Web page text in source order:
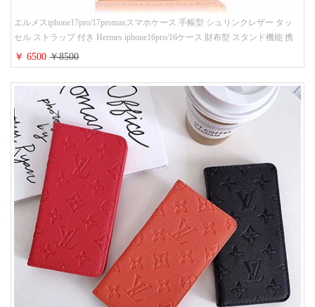
エルメスiphone17pro/17promaxスマホケース 手帳型 シュリンクレザー タッ
セル ストラップ 付き Hermes iphone16pro/16ケース 財布型 スタンド機能 携
帯カバー ハイ ブランド アイフォーン15/14/13ケース 手帳 レディース 人気
￥ 6500￥8500